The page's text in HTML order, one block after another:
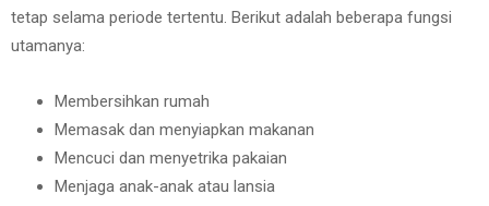
tetap selama periode tertentu. Berikut adalah beberapa fungsi
utamanya:
Membersihkan rumah
Memasak dan menyiapkan makanan
Mencuci dan menyetrika pakaian
Menjaga anak-anak atau lansia